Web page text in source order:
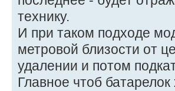
технику.
И при таком подходе
метровой близости от
удалении и потом
Главное чтоб